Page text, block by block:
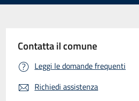
Contatta il comune
Leggi le domande frequenti
Richiedi assistenza